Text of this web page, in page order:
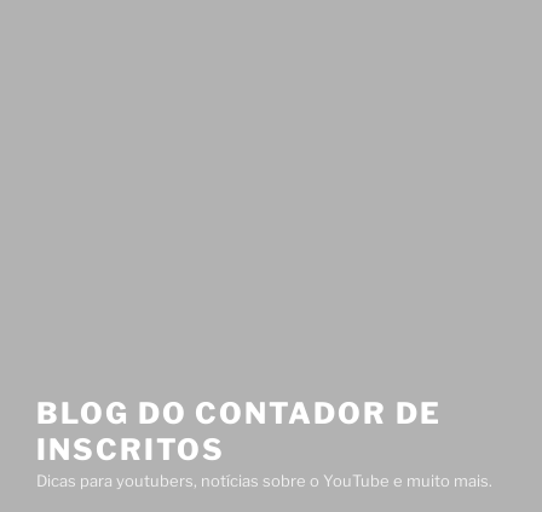
BLOG DO CONTADOR DE
INSCRITOS
Dicas para youtubers, notícias sobre o YouTube e muito mais.